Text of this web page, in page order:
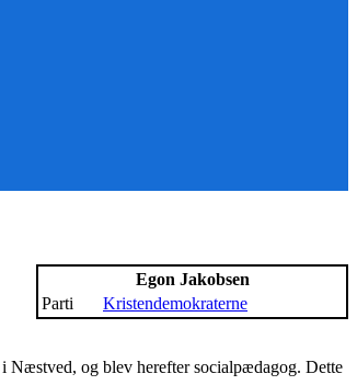
Egon Jakobsen
Parti
Kristendemokraterne
Næstved, og blev herefter socialpædagog. Dette